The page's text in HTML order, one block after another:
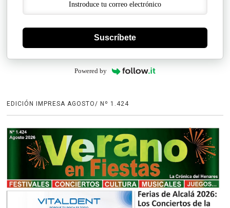
Suscríbete
Powered by
EDICIÓN IMPRESA AGOSTO/ Nº 1.424